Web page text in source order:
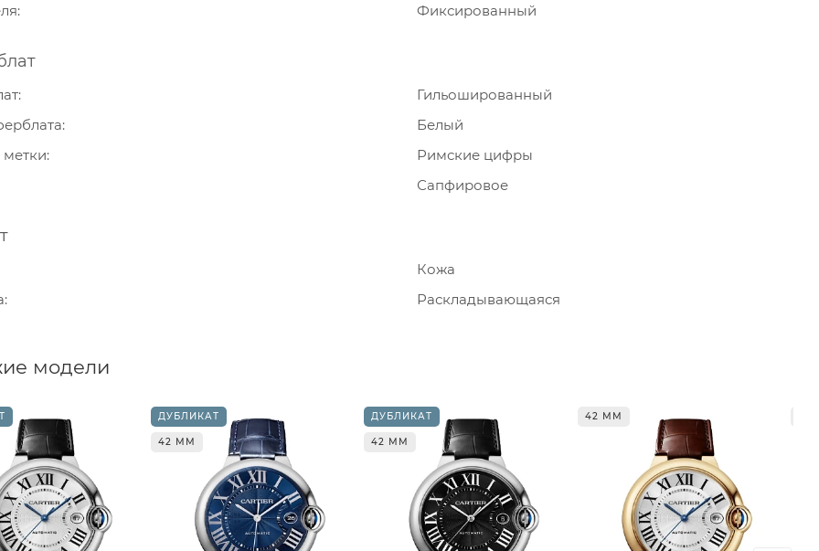
Фиксированный
Гильошированный
Белый
Римские цифры
Сапфировое
Кожа
Раскладывающаяся
модели
ДУБЛИКАТ
42 ММ
ДУБЛИКАТ
42 ММ
42 ММ